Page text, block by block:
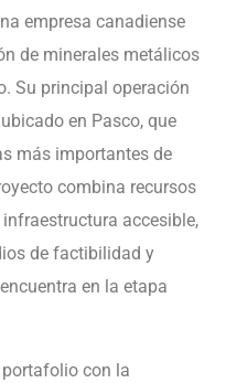
empresa canadiense
de minerales metálicos
Su principal operación
en Pasco, que
más importantes de
combina recursos
accesible,
de factibilidad y
en la etapa
con la